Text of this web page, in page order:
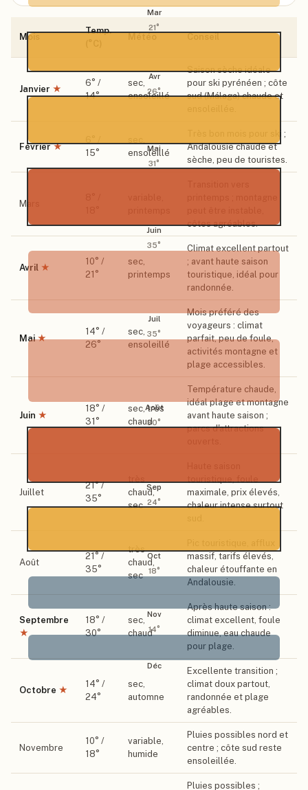
Mar
21°
Avr
26°
Mai
31 °
Juin
35°
Juil
35°
Août
30°
Sep
24°
Oct
18°
Nov
14°
Déc
Mois
Temp.
Janvier ★
6° /
14°
sec,
ensoleillé
Saison sèche idéale
pour ski pyrénéen ; côte
sud (Málaga) chaude et
Février ★
15°
ensoleillé
Très bon mois pour ski ;
Andalousie chaude et
sèche, peu de touristes.
Mars
côtes agréables.
Avril ★
10° /
21 °
sec,
printemps
Climat excellent partout
; avant haute saison
touristique, idéal pour
randonnée.
Mai ★
14° /
26°
sec,
ensoleillé
Mois préféré des
voyageurs : climat
parfait, peu de foule,
activités montagne et
plage accessibles.
Juin ★
18° /
31 °
sec, très
chaud
Température chaude,
idéal plage et montagne
avant haute saison ;
parcs d'attractions
Juillet
21° /
35°
très
chaud,
sec
touristique, foule
maximale, prix élevés,
chaleur intense surtout
Août
21 ° /
35°
très
chaud,
sec
massif, tarifs élevés,
chaleur étouffante en
Andalousie.
Septembre
★
18° /
30°
sec,
chaud
Après haute saison :
climat excellent, foule
diminue, eau chaude
pour plage.
Octobre ★
14° /
24°
sec,
automne
Excellente transition ;
climat doux partout,
randonnée et plage
agréables.
Novembre
10° /
18°
variable,
humide
Pluies possibles nord et
centre ; côte sud reste
ensoleillée.
Pluies possibles ;